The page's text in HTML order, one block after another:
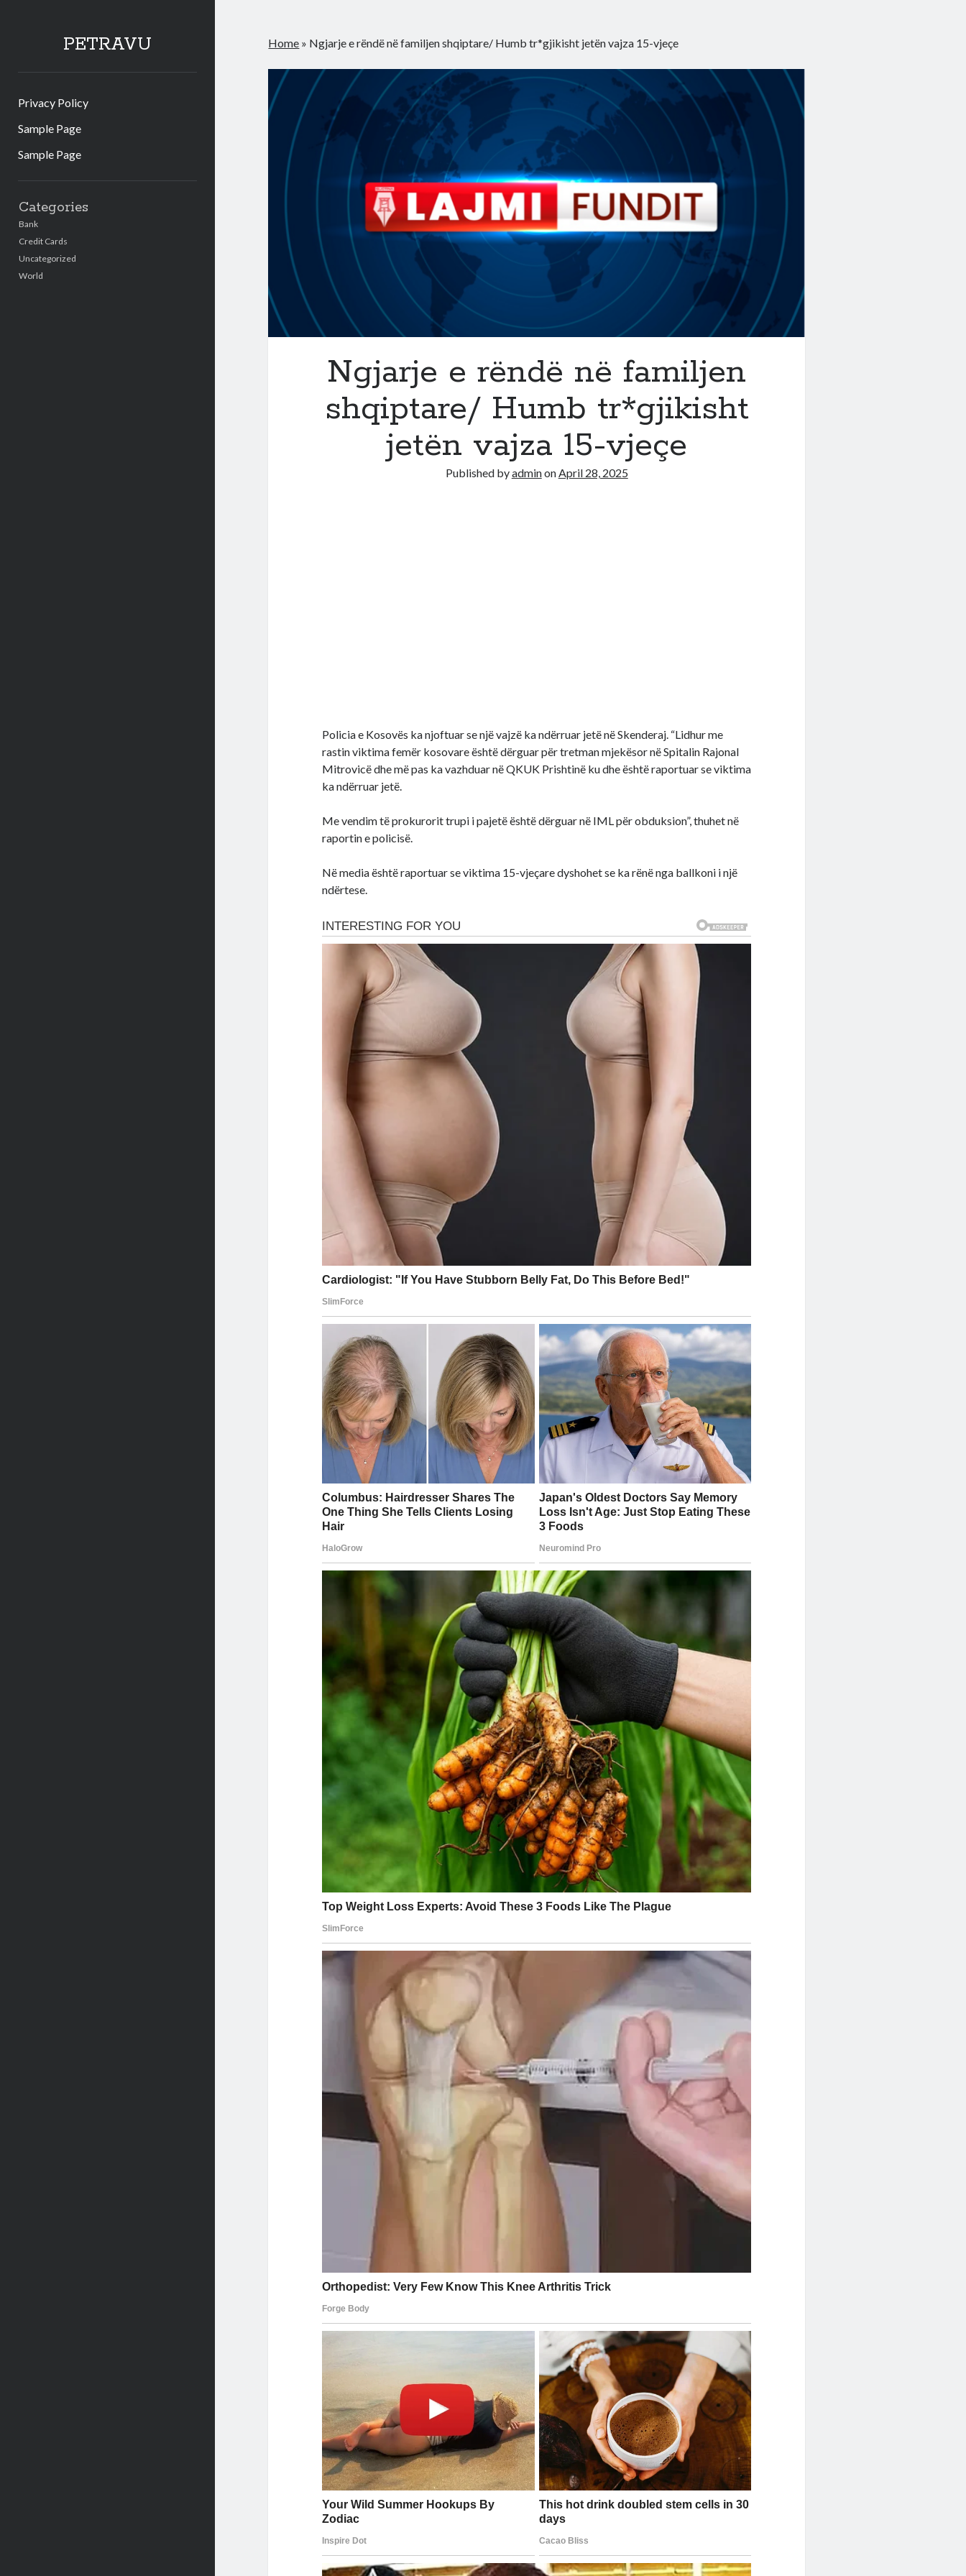
PETRAVU
Privacy Policy
Sample Page
Sample Page
Categories
Bank
Credit Cards
Uncategorized
World
Home » Ngjarje e rëndë në familjen shqiptare/ Humb tr*gjikisht jetën vajza 15-vjeçe
Ngjarje e rëndë në familjen
shqiptare/ Humb tr*gjikisht
jetën vajza 15-vjeçe
Published byadminonApril 28, 2025
Policia e Kosovës ka njoftuar se një vajzë ka ndërruar jetë në Skenderaj. “Lidhur me
rastin viktima femër kosovare është dërguar për tretman mjekësor në Spitalin Rajonal
Mitrovicë dhe më pas ka vazhduar në QKUK Prishtinë ku dhe është raportuar se viktima
ka ndërruar jetë.
Me vendim të prokurorit trupi i pajetë është dërguar në IML për obduksion”, thuhet në
raportin e policisë.
Në media është raportuar se viktima 15-vjeçare dyshohet se ka rënë nga ballkoni i një
ndërtese.